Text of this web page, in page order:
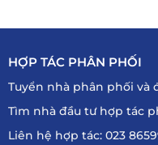
HỢP TÁC PHÂN PHỐI
Tuyển nhà phân phối và
Tìm nhà đầu tư hợp tác
Liên hệ hợp tác: 023